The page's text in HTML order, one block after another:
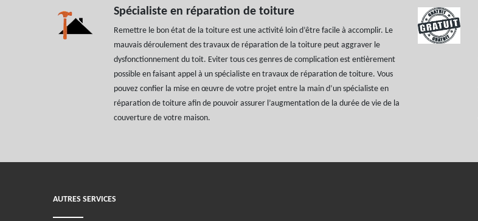
Spécialiste en réparation de toiture
Remettre le bon état de la toiture est une activité loin d’être facile à accomplir. Le
mauvais déroulement des travaux de réparation de la toiture peut aggraver le
dysfonctionnement du toit. Eviter tous ces genres de complication est entièrement
possible en faisant appel à un spécialiste en travaux de réparation de toiture. Vous
pouvez confier la mise en œuvre de votre projet entre la main d’un spécialiste en
réparation de toiture afin de pouvoir assurer l’augmentation de la durée de vie de la
couverture de votre maison.
AUTRES SERVICES